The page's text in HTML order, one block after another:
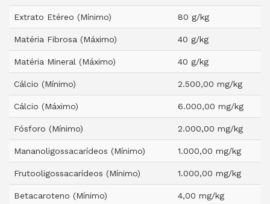
Extrato Etéreo (Mínimo) 80 g/kg
Matéria Fibrosa (Máximo) 40 g/kg
Matéria Mineral (Máximo) 40 g/kg
Cálcio (Mínimo) 2.500,00 mg/kg
Cálcio (Máximo) 6.000,00 mg/kg
Fósforo (Mínimo) 2.000,00 mg/kg
Mananoligossacarídeos (Mínimo) 1.000,00 mg/kg
Frutooligossacarídeos (Mínimo) 1.000,00 mg/kg
Betacaroteno (Mínimo) 4,00 mg/kg